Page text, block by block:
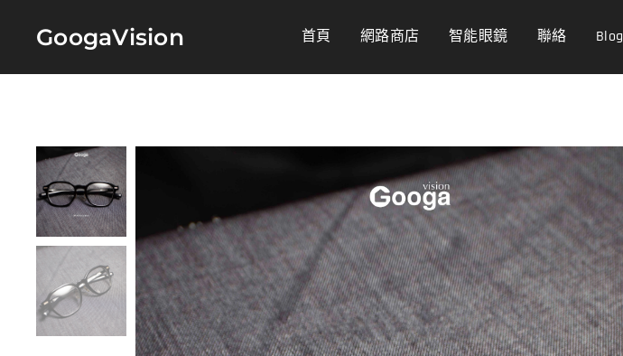
GoogaVision 首頁 網路商店 智能眼鏡 聯絡 Blog